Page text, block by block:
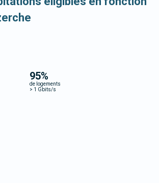
95%
de logements
> 1 Gbits/s